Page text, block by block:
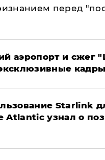
перед
аэропорт и сжег
кадры
Starlink
Atlantic узнал о